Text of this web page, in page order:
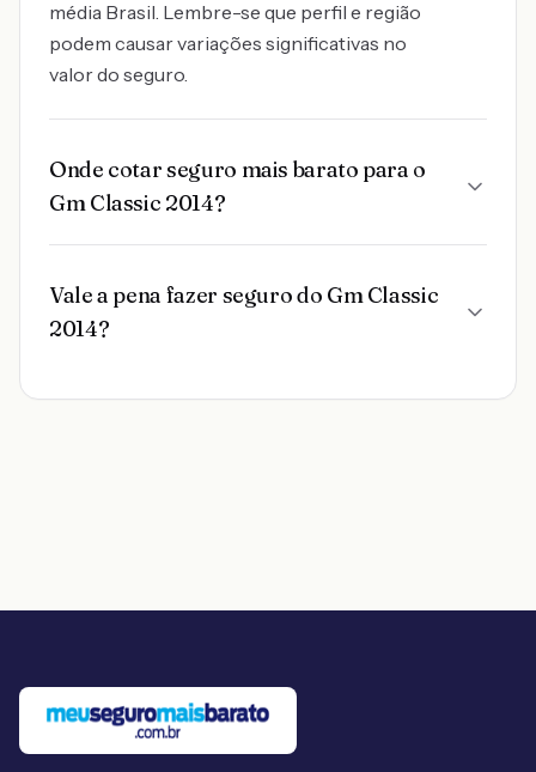
média Brasil. Lembre-se que perfil e região
podem causar variações significativas no
valor do seguro.
Onde cotar seguro mais barato para o
Gm Classic 2014?
Vale a pena fazer seguro do Gm Classic
2014?